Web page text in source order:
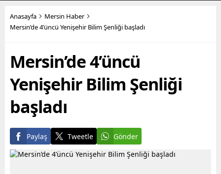
Anasayfa
Mersin Haber
Mersin’de 4’üncü Yenişehir Bilim Şenliği başladı
Mersin’de 4’üncü
Yenişehir Bilim Şenliği
başladı
Paylaş Tweetle Gönder